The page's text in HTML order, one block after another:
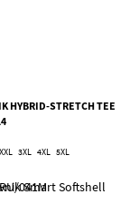
HYBRID-STRETCH TEE
XXL 3XL 4XL 5XL